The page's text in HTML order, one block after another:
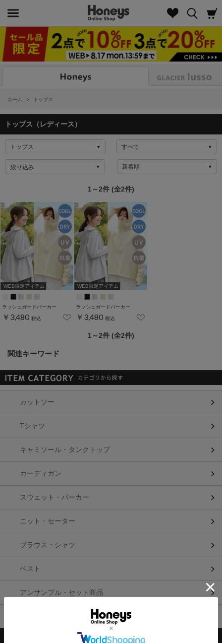
ホーム > トップス
トップス（レディース）
絞り込み
1～2件 (全2件)
WEB限定アイテム
ラッシュガードパーカー
￥3,480 税込
WEB限定アイテム
ラッシュガードパーカー
￥3,480 税込
1～2件 (全2件)
関連キーワード
カットソー
Tシャツ
キャミソール・タンクトップ
カーディガン
スウェット・パーカー
ニット・セーター
ブラウス・シャツ
ベスト
アンサンブル・セット商品